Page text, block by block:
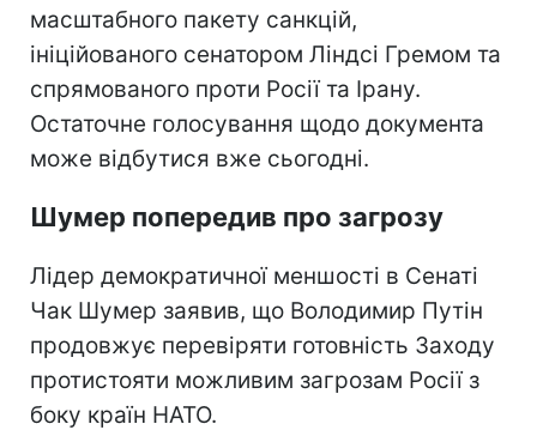
масштабного пакету санкцій,
ініційованого сенатором Ліндсі Гремом та
спрямованого проти Росії та Ірану.
Остаточне голосування щодо документа
може відбутися вже сьогодні.
Шумер попередив про загрозу
Лідер демократичної меншості в Сенаті
Чак Шумер заявив, що Володимир Путін
продовжує перевіряти готовність Заходу
протистояти можливим загрозам Росії з
боку країн НАТО.